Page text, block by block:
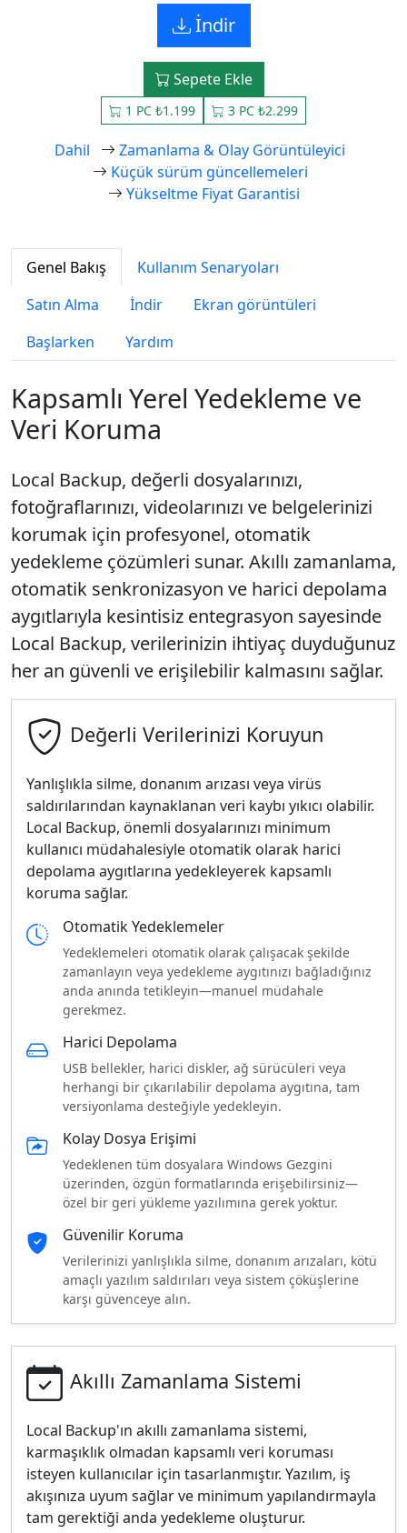
İndir
Sepete Ekle
1 PC ₺1.199 3 PC ₺2.299
Dahil
Zamanlama & Olay Görüntüleyici
Küçük sürüm güncellemeleri
Yükseltme Fiyat Garantisi
Genel Bakış
Kullanım Senaryoları
Satın Alma
İndir
Ekran görüntüleri
Başlarken
Yardım
Kapsamlı Yerel Yedekleme ve
Veri Koruma
Local Backup, değerli dosyalarınızı,
fotoğraflarınızı, videolarınızı ve belgelerinizi
korumak için profesyonel, otomatik
yedekleme çözümleri sunar. Akıllı zamanlama,
otomatik senkronizasyon ve harici depolama
aygıtlarıyla kesintisiz entegrasyon sayesinde
Local Backup, verilerinizin ihtiyaç duyduğunuz
her an güvenli ve erişilebilir kalmasını sağlar.
Değerli Verilerinizi Koruyun
Yanlışlıkla silme, donanım arızası veya virüs
saldırılarından kaynaklanan veri kaybı yıkıcı olabilir.
Local Backup, önemli dosyalarınızı minimum
kullanıcı müdahalesiyle otomatik olarak harici
depolama aygıtlarına yedekleyerek kapsamlı
koruma sağlar.
Otomatik Yedeklemeler
Yedeklemeleri otomatik olarak çalışacak şekilde
zamanlayın veya yedekleme aygıtınızı bağladığınız
anda anında tetikleyin—manuel müdahale
gerekmez.
Harici Depolama
USB bellekler, harici diskler, ağ sürücüleri veya
herhangi bir çıkarılabilir depolama aygıtına, tam
versiyonlama desteğiyle yedekleyin.
Kolay Dosya Erişimi
Yedeklenen tüm dosyalara Windows Gezgini
üzerinden, özgün formatlarında erişebilirsiniz—
özel bir geri yükleme yazılımına gerek yoktur.
Güvenilir Koruma
Verilerinizi yanlışlıkla silme, donanım arızaları, kötü
amaçlı yazılım saldırıları veya sistem çöküşlerine
karşı güvenceye alın.
Akıllı Zamanlama Sistemi
Local Backup'ın akıllı zamanlama sistemi,
karmaşıklık olmadan kapsamlı veri koruması
isteyen kullanıcılar için tasarlanmıştır. Yazılım, iş
akışınıza uyum sağlar ve minimum yapılandırmayla
tam gerektiği anda yedekleme oluşturur.